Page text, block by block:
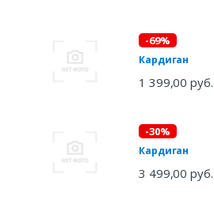
-69%
Кардиган
1 399,00 руб.
-30%
Кардиган
3 499,00 руб.